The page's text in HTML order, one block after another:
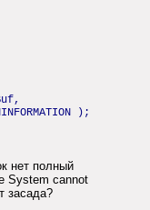
);
нет полный
System cannot
засада?